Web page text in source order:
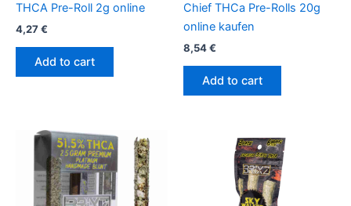
THCA Pre-Roll 2g online
4,27€
Add to cart
Chief THCa Pre-Rolls 20g
online kaufen
8,54€
Add to cart